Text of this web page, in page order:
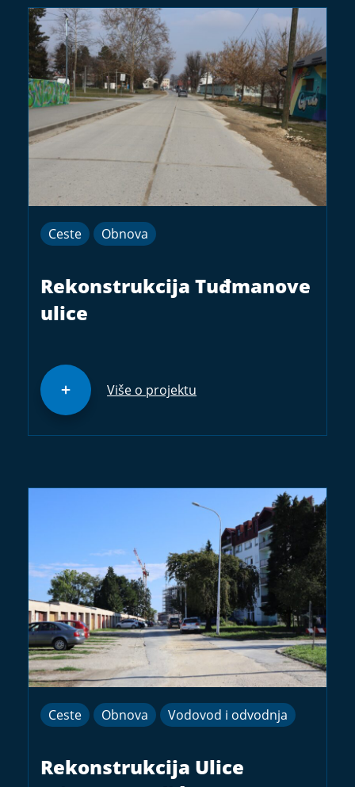
Ceste Obnova
Rekonstrukcija Tuđmanove
ulice
Više o projektu
Ceste Obnova Vodovod i odvodnja
Rekonstrukcija Ulice